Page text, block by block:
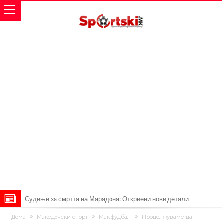
Дилеми повеќе нема: Познато е кога Родри ќе стане новиот
Дома Македонски спорт Мак фудбал
Продолжуваме да